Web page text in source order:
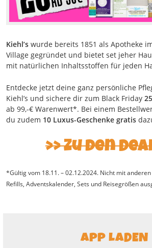
Kiehl’s wurde bereits 1851 als Apotheke
Village gegründet und bietet set jeher
mit natürlichen Inhaltsstoffen für jeden
Entdecke jetzt deine ganz persönliche
Kiehl’s und sichere dir zum Black Friday
ab 99,-€ Warenwert*. Bei einem
du zudem 10 Luxus-Geschenke gratis
Zu den
*Gültig vom 18.11. – 02.12.2024. Nicht mit
Refills, Adventskalender, Sets und Reisegrößen
APP LADEN